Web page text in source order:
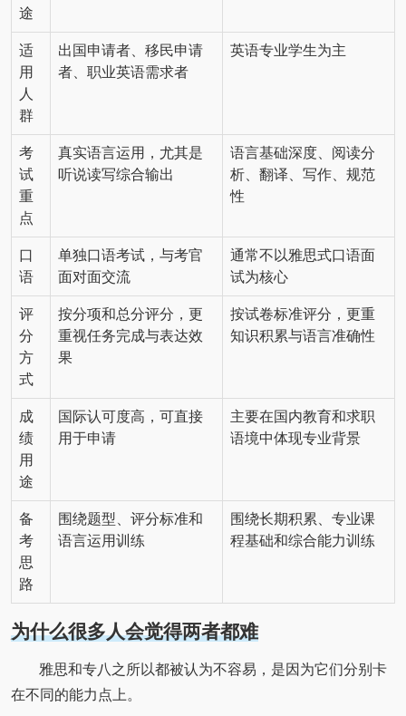
途
适
用
人
群
出国申请者、移民申请
者、职业英语需求者
英语专业学生为主
考
试
重
点
真实语言运用，尤其是
听说读写综合输出
语言基础深度、阅读分
析、翻译、写作、规范
性
口
语
单独口语考试，与考官
面对面交流
通常不以雅思式口语面
试为核心
评
分
方
式
按分项和总分评分，更
重视任务完成与表达效
果
按试卷标准评分，更重
知识积累与语言准确性
成
绩
用
途
国际认可度高，可直接
用于申请
主要在国内教育和求职
语境中体现专业背景
备
考
思
路
围绕题型、评分标准和
语言运用训练
围绕长期积累、专业课
程基础和综合能力训练
为什么很多人会觉得两者都难
雅思和专八之所以都被认为不容易，是因为它们分别卡
在不同的能力点上。